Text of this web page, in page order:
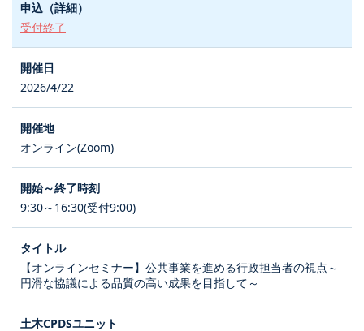
受付終了
2026/4/22
オンライン(Zoom)
9:30～16:30(受付9:00)
【オンラインセミナー】公共事業を進める行政担当者の視点～
円滑な協議による品質の高い成果を目指して～